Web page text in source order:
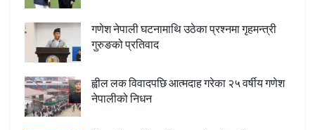
गणेश नेपाली घटनामाथि उठेका प्रश्नमा गृहमन्त्री
गुरुङको प्रतिवाद
ह्वील लक विवादपछि आत्मदाह गरेका २५ वर्षीय गणेश
नेपालीको निधन